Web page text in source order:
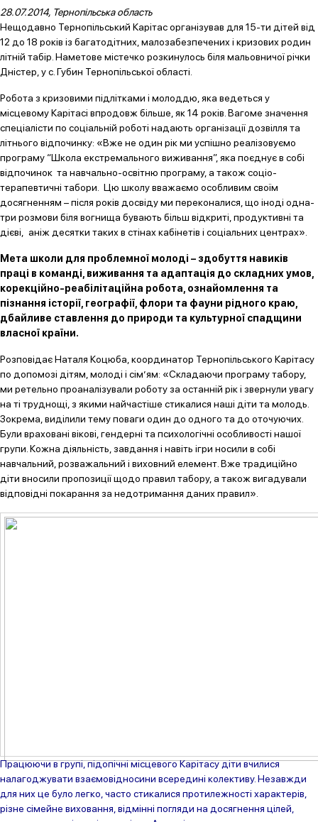
28.07.2014, Тернопільська область
Нещодавно Тернопільський Карітас організував для 15-ти дітей від
12 до 18 років із багатодітних, малозабезпечених і кризових родин
літній табір. Наметове містечко розкинулось біля мальовничої річки
Дністер, у с. Губин Тернопільської області.
Робота з кризовими підлітками і молоддю, яка ведеться у
місцевому Карітасі впродовж більше, як 14 років. Вагоме значення
спеціалісти по соціальній роботі надають організації дозвілля та
літнього відпочинку: «Вже не один рік ми успішно реалізовуємо
програму “Школа екстремального виживання”, яка поєднує в собі
відпочинок та навчально-освітню програму, а також соціо-
терапевтичні табори. Цю школу вважаємо особливим своїм
досягненням – після років досвіду ми переконалися, що іноді одна-
три розмови біля вогнища бувають більш відкриті, продуктивні та
дієві, аніж десятки таких в стінах кабінетів і соціальних центрах».
Мета школи для проблемної молоді – здобуття навиків
праці в команді, виживання та адаптація до складних умов,
корекційно-реабілітаційна робота, ознайомлення та
пізнання історії, географії, флори та фауни рідного краю,
дбайливе ставлення до природи та культурної спадщини
власної країни.
Розповідає Наталя Коцюба, координатор Тернопільського Карітасу
по допомозі дітям, молоді і сім’ям: «Складаючи програму табору,
ми ретельно проаналізували роботу за останній рік і звернули увагу
на ті труднощі, з якими найчастіше стикалися наші діти та молодь.
Зокрема, виділили тему поваги один до одного та до оточуючих.
Були враховані вікові, гендерні та психологічні особливості нашої
групи. Кожна діяльність, завдання і навіть ігри носили в собі
навчальний, розважальний і виховний елемент. Вже традиційно
діти вносили пропозиції щодо правил табору, а також вигадували
відповідні покарання за недотримання даних правил».
Працюючи в групі, підопічні місцевого Карітасу діти вчилися
налагоджувати взаємовідносини всередині колективу. Незавжди
для них це було легко, часто стикалися протилежності характерів,
різне сімейне виховання, відмінні погляди на досягнення цілей,